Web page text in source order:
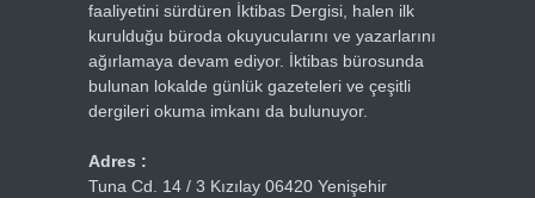
faaliyetini sürdüren İktibas Dergisi, halen ilk
kurulduğu büroda okuyucularını ve yazarlarını
ağırlamaya devam ediyor. İktibas bürosunda
bulunan lokalde günlük gazeteleri ve çeşitli
dergileri okuma imkanı da bulunuyor.
Adres :
Tuna Cd. 14 / 3 Kızılay 06420 Yenişehir